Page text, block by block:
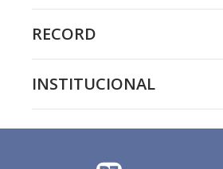
RECORD
INSTITUCIONAL